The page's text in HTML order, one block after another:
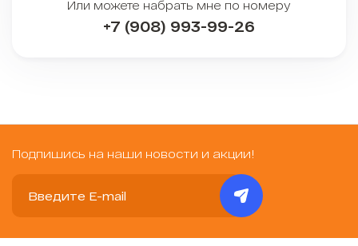
Или можете набрать мне по номеру
+7 (908) 993-99-26
Подпишись на наши новости и акции!